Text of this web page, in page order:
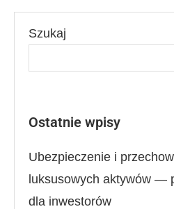
Szukaj
Ostatnie wpisy
Ubezpieczenie i
luksusowych aktywów —
dla inwestorów